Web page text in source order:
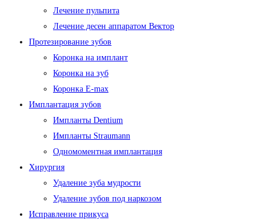
Лечение пульпита
Лечение десен аппаратом Вектор
Протезирование зубов
Коронка на имплант
Коронка на зуб
Коронка E-max
Имплантация зубов
Импланты Dentium
Импланты Straumann
Одномоментная имплантация
Хирургия
Удаление зуба мудрости
Удаление зубов под наркозом
Исправление прикуса